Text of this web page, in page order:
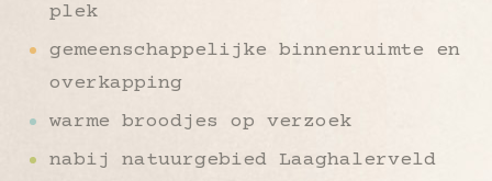
plek
gemeenschappelijke binnenruimte en
overkapping
warme broodjes op verzoek
nabij natuurgebied Laaghalerveld